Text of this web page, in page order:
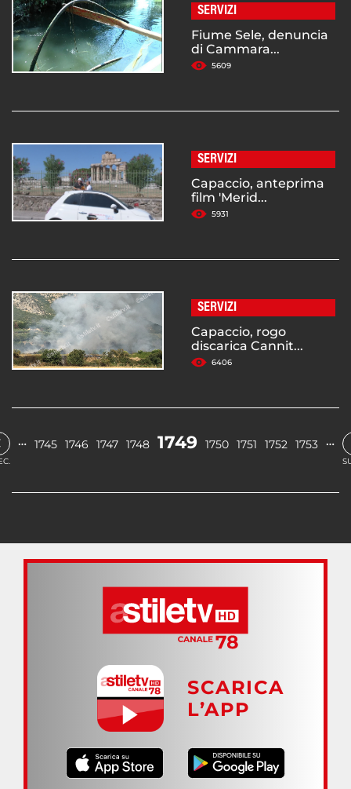
SERVIZI
Fiume Sele, denuncia
di Cammara...
5609
SERVIZI
Capaccio, anteprima
film 'Merid...
5931
SERVIZI
Capaccio, rogo
discarica Cannit...
6406
… 1745 1746 1747 1748 1749 1750 1751 1752 1753 …
SCARICA
L’APP